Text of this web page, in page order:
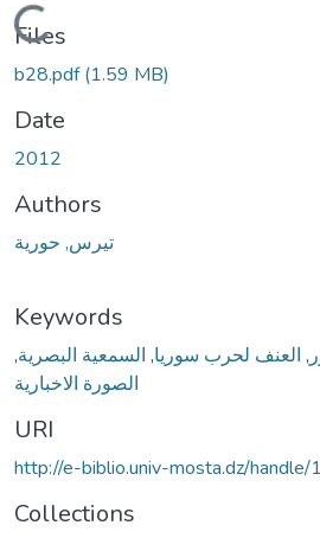
Loading...
Files
b28.pdf(1.59 MB)
Date
2012
Authors
تيرس, حورية
Keywords
, العنف لحرب سوريا, السمعية البصرية,
الصورة الاخبارية
URI
http://e-biblio.univ-mosta.dz/
Collections